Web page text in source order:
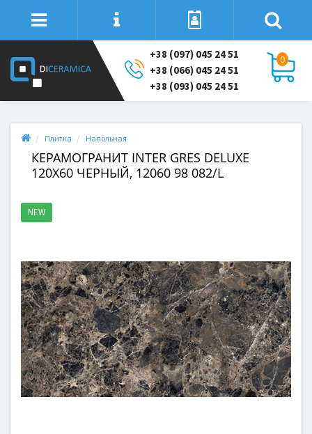
+38 (097) 045 24 51
+38 (066) 045 24 51
+38 (093) 045 24 51
0
Плитка Напольная
КЕРАМОГРАНИТ INTER GRES DELUXE
120X60 ЧЕРНЫЙ, 12060 98 082/L
NEW